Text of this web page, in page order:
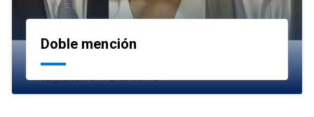
Doble mención